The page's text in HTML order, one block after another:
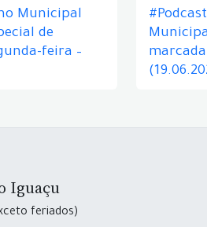
Municipal
de
feira –
Iguaçu
feriados)